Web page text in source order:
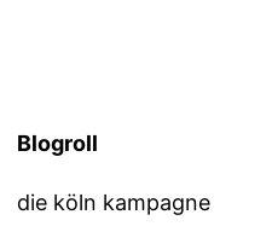
Blogroll
die köln kampagne